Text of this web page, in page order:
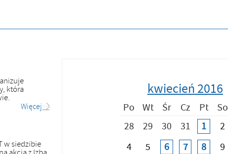
kwiecień 2016
Po Wt Śr Cz Pt So
28
29 30 31 1 2
4
5 6 7 8 9
która
Więcej
w siedzibie